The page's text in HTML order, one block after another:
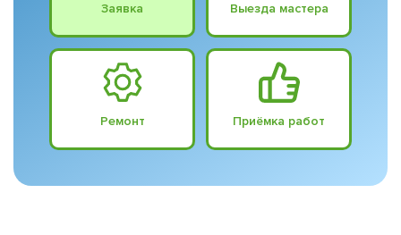
Заявка Выезда мастера
Ремонт Приёмка работ